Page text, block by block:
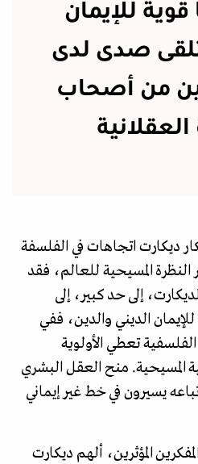
للإيمان
صدى لدى
من أصحاب
ديكارت اتجاهات في الفلسفة
المسيحية للعالم، فقد
إلى حد كبير، إلى
الديني والدين، ففي
تعطي الأولوية
المسيحية. منح العقل البشري
يسيرون في خط غير إيماني
المؤثرين، ألهم ديكارت